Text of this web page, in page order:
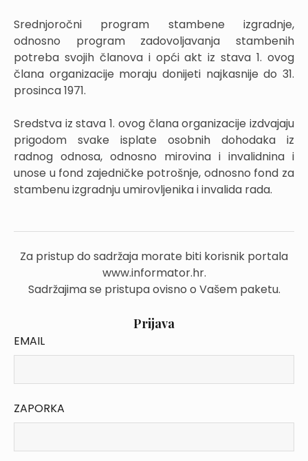
Srednjoročni program stambene izgradnje,
odnosno program zadovoljavanja stambenih
potreba svojih članova i opći akt iz stava 1. ovog
člana organizacije moraju donijeti najkasnije do 31.
prosinca 1971.
Sredstva iz stava 1. ovog člana organizacije izdvajaju
prigodom svake isplate osobnih dohodaka iz
radnog odnosa, odnosno mirovina i invalidnina i
unose u fond zajedničke potrošnje, odnosno fond za
stambenu izgradnju umirovljenika i invalida rada.
Za pristup do sadržaja morate biti korisnik portala
www.informator.hr.
Sadržajima se pristupa ovisno o Vašem paketu.
Prijava
EMAIL
ZAPORKA